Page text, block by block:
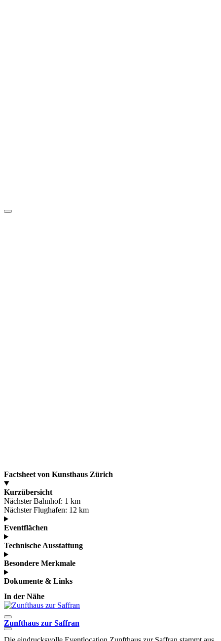
Factsheet von Kunsthaus Zürich
Kurzübersicht
Nächster Bahnhof: 1 km
Nächster Flughafen: 12 km
Eventflächen
Technische Ausstattung
Besondere Merkmale
Dokumente & Links
In der Nähe
Zunfthaus zur Saffran